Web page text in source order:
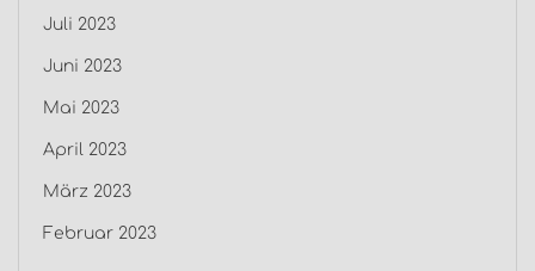
Juli 2023
Juni 2023
Mai 2023
April 2023
März 2023
Februar 2023